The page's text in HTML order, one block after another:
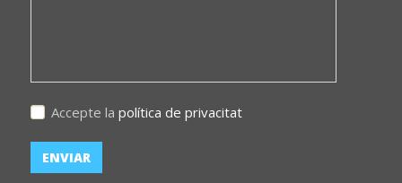
Accepte la política de privacitat